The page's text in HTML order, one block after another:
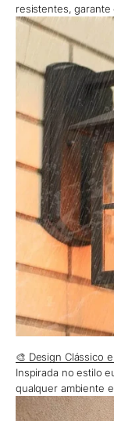
resistentes, garante
🎨 Design Clássico
Inspirada no estilo
qualquer ambiente